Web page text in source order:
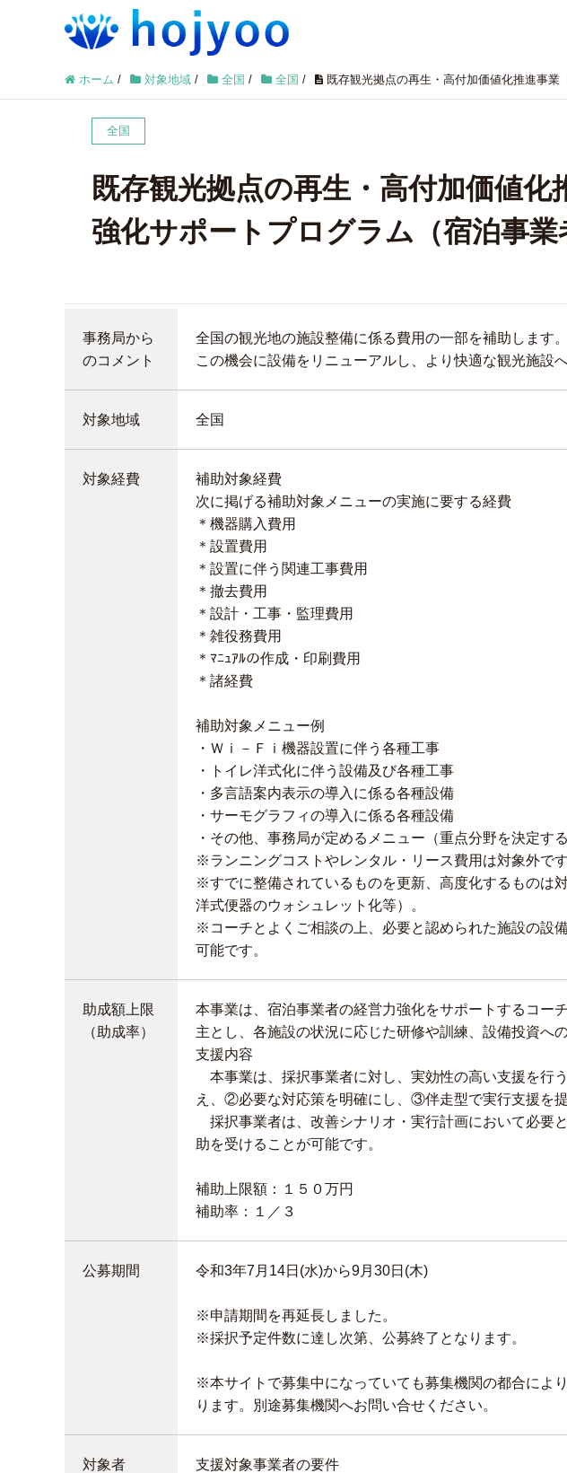
ホーム / 対象地域 / 全国 / 全国 / 既存観光拠点の再生・高付加価値化推進事業
全国
既存観光拠点の再生・高付加価値化
強化サポートプログラム（宿泊事業
事務局から
のコメント
全国の観光地の施設整備に係る費用の一部を補助します。
この機会に設備をリニューアルし、より快適な観光施設
対象地域 全国
対象経費
補助対象経費
次に掲げる補助対象メニューの実施に要する経費
＊機器購入費用
＊設置費用
＊設置に伴う関連工事費用
＊撤去費用
＊設計・工事・監理費用
＊雑役務費用
＊ﾏﾆｭｱﾙの作成・印刷費用
＊諸経費
補助対象メニュー例
・Ｗｉ－Ｆｉ機器設置に伴う各種工事
・トイレ洋式化に伴う設備及び各種工事
・多言語案内表示の導入に係る各種設備
・サーモグラフィの導入に係る各種設備
・その他、事務局が定めるメニュー（重点分野を決定す
※ランニングコストやレンタル・リース費用は対象外です
※すでに整備されているものを更新、高度化するものは
洋式便器のウォシュレット化等）。
※コーチとよくご相談の上、必要と認められた施設の設
可能です。
助成額上限
（助成率）
本事業は、宿泊事業者の経営力強化をサポートするコー
主とし、各施設の状況に応じた研修や訓練、設備投資へ
支援内容
本事業は、採択事業者に対し、実効性の高い支援を行
え、②必要な対応策を明確にし、③伴走型で実行支援を
採択事業者は、改善シナリオ・実行計画において必要
助を受けることが可能です。
補助上限額：１５０万円
補助率：１／３
公募期間 令和3年7月14日(水)から9月30日(木)
※申請期間を再延長しました。
※採択予定件数に達し次第、公募終了となります。
※本サイトで募集中になっていても募集機関の都合によ
ります。別途募集機関へお問い合せください。
対象者
支援対象事業者の要件